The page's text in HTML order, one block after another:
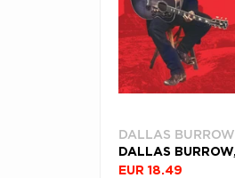
DALLAS BURROW
EUR 18.49